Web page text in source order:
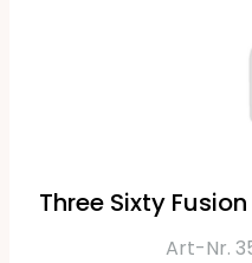
Three Sixty
Art-Nr.